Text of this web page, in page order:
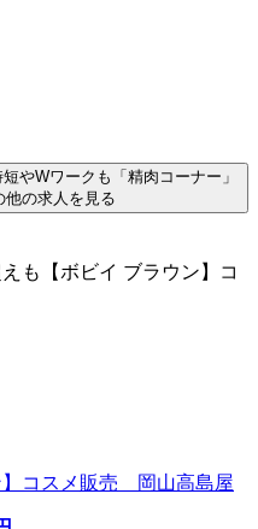
やWワークも「精肉コーナー」
の求人を見る
も【ボビイ ブラウン】コ
】コスメ販売 岡山高島屋